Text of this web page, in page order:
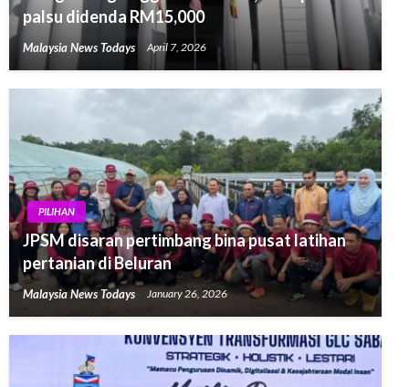
palsu didenda RM15,000
Malaysia News Todays April 7, 2026
PILIHAN
JPSM disaran pertimbang bina pusat latihan
pertanian di Beluran
Malaysia News Todays January 26, 2026